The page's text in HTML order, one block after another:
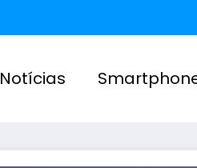
Notícias